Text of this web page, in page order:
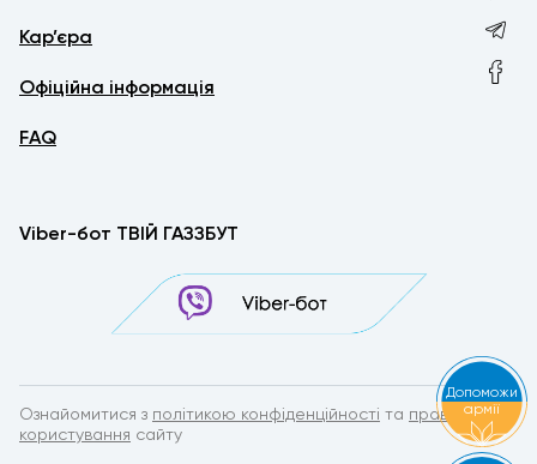
Кар’єра
Офіційна інформація
FAQ
Viber-бот ТВІЙ ГАЗЗБУТ
Ознайомитися з політикою конфіденційності та правилами
користування сайту
Допоможи
армії